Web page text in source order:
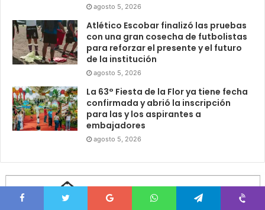
agosto 5, 2026
Atlético Escobar finalizó las pruebas
con una gran cosecha de futbolistas
para reforzar el presente y el futuro
de la institución
agosto 5, 2026
La 63° Fiesta de la Flor ya tiene fecha
confirmada y abrió la inscripción
para las y los aspirantes a
embajadores
agosto 5, 2026